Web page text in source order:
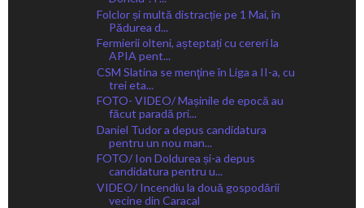
Folclor și multă distracție pe 1 Mai, în
Pădurea d...
Fermierii olteni, așteptați cu cereri la
APIA pent...
CSM Slatina se menţine în Liga a II-a, cu
trei eta...
FOTO- VIDEO/ Mașinile de epocă au
făcut paradă pri...
Daniel Tudor a depus candidatura
pentru un nou man...
FOTO/ Ion Doldurea și-a depus
candidatura pentru u...
VIDEO/ Incendiu la două gospodării
vecine din Caracal